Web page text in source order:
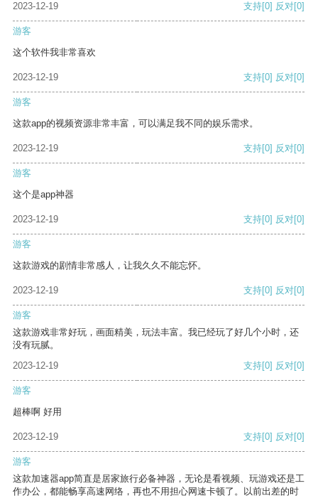
2023-12-19 支持[0] 反对[0]
游客
这个软件我非常喜欢
2023-12-19 支持[0] 反对[0]
游客
这款app的视频资源非常丰富，可以满足我不同的娱乐需求。
2023-12-19 支持[0] 反对[0]
游客
这个是app神器
2023-12-19 支持[0] 反对[0]
游客
这款游戏的剧情非常感人，让我久久不能忘怀。
2023-12-19 支持[0] 反对[0]
游客
这款游戏非常好玩，画面精美，玩法丰富。我已经玩了好几个小时，还
没有玩腻。
2023-12-19
支持[0] 反对[0]
游客
超棒啊 好用
2023-12-19 支持[0] 反对[0]
游客
这款加速器app简直是居家旅行必备神器，无论是看视频、玩游戏还是工
作办公，都能畅享高速网络，再也不用担心网速卡顿了。以前出差的时